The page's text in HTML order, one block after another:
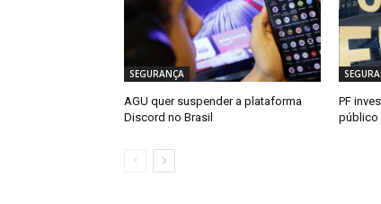
SEGURANÇA
AGU quer suspender a plataforma
Discord no Brasil
PF
público